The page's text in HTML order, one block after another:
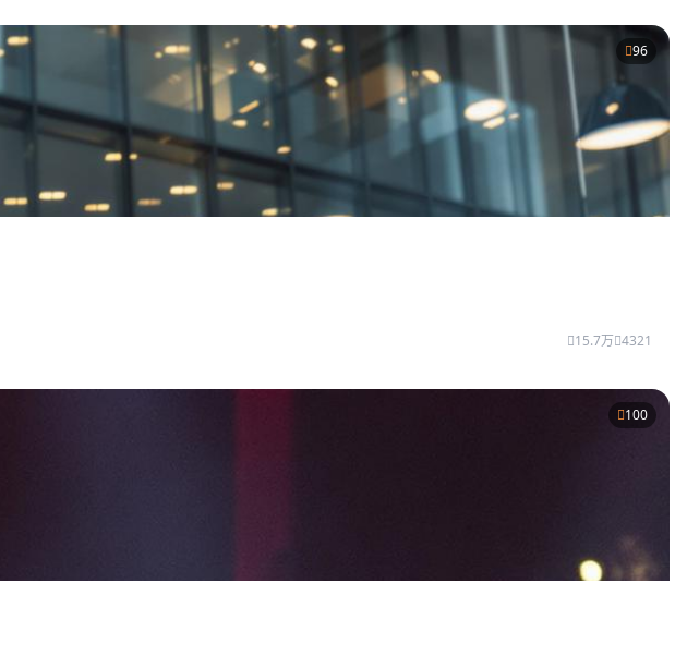
96
15.7万 4321
100